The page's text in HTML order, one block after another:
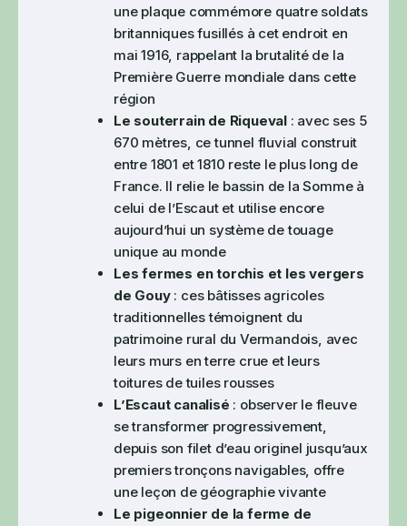
une plaque commémore quatre soldats
britanniques fusillés à cet endroit en
mai 1916, rappelant la brutalité de la
Première Guerre mondiale dans cette
région
Le souterrain de Riqueval : avec ses 5
670 mètres, ce tunnel fluvial construit
entre 1801 et 1810 reste le plus long de
France. Il relie le bassin de la Somme à
celui de l’Escaut et utilise encore
aujourd’hui un système de touage
unique au monde
Les fermes en torchis et les vergers
de Gouy: ces bâtisses agricoles
traditionnelles témoignent du
patrimoine rural du Vermandois, avec
leurs murs en terre crue et leurs
toitures de tuiles rousses
L’Escaut canalisé : observer le fleuve
se transformer progressivement,
depuis son filet d’eau originel jusqu’aux
premiers tronçons navigables, offre
une leçon de géographie vivante
Le pigeonnier de la ferme de